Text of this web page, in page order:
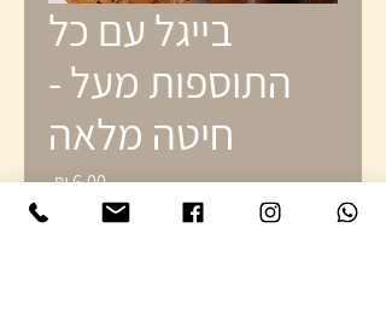
בייגל עם כל
התוספות מעל -
חיטה מלאה
מחיר